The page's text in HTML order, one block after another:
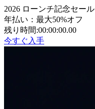
2026 ローンチ記念セール
年払い：最大50%オフ
残り時間:00:00:00.00
今すぐ入手